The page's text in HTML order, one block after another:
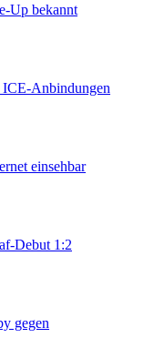
Up bekannt
ICE-Anbindungen
einsehbar
Debut 1:2
gegen